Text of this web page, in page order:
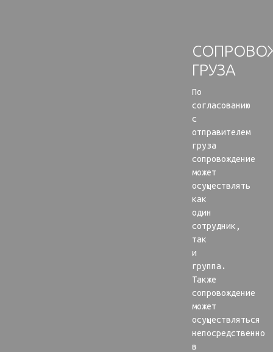
ГРУЗА
По
согласованию
с
отправителем
груза
сопровождение
может
осуществлять
как
один
сотрудник,
так
и
группа.
Также
сопровождение
может
осуществляться
непосредственно
в